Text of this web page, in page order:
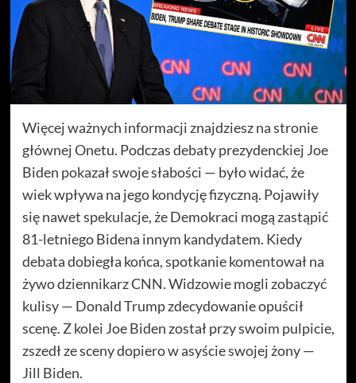
Więcej ważnych informacji znajdziesz na stronie
głównej Onetu. Podczas debaty prezydenckiej Joe
Biden pokazał swoje słabości — było widać, że
wiek wpływa na jego kondycję fizyczną. Pojawiły
się nawet spekulacje, że Demokraci mogą zastąpić
81-letniego Bidena innym kandydatem. Kiedy
debata dobiegła końca, spotkanie komentował na
żywo dziennikarz CNN. Widzowie mogli zobaczyć
kulisy — Donald Trump zdecydowanie opuścił
scenę. Z kolei Joe Biden został przy swoim pulpicie,
zszedł ze sceny dopiero w asyście swojej żony —
Jill Biden.